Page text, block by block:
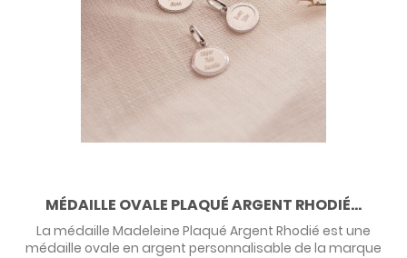
MÉDAILLE OVALE PLAQUÉ ARGENT RHODIÉ...
La médaille Madeleine Plaqué Argent Rhodié est une
médaille ovale en argent personnalisable de la marque